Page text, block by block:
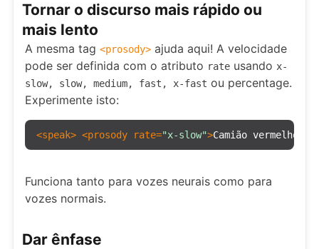
Tornar o discurso mais rápido ou
mais lento
A mesma tag <prosody> ajuda aqui! A velocidade
pode ser definida com o atributo rate usando x-
slow, slow, medium, fast, x-fast ou percentage.
Experimente isto:
<speak> <prosody rate="x-slow">Camião vermelho,
Funciona tanto para vozes neurais como para
vozes normais.
Dar ênfase